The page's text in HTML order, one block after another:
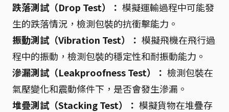
跌落測試（Drop Test）： 模擬運輸過程中可能發
生的跌落情況，檢測包裝的抗衝擊能力。
振動測試（Vibration Test）： 模擬飛機在飛行過
程中的振動，檢測包裝的穩定性和耐振動能力。
滲漏測試（Leakproofness Test）： 檢測包裝在
氣壓變化和震動條件下，是否會發生滲漏。
堆疊測試（Stacking Test）： 模擬貨物在堆疊存